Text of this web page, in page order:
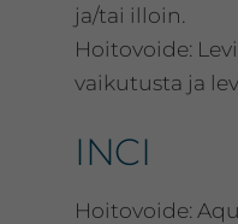
ja/tai illoin.
Hoitovoide:
vaikutusta ja
INCI
Hoitovoide: